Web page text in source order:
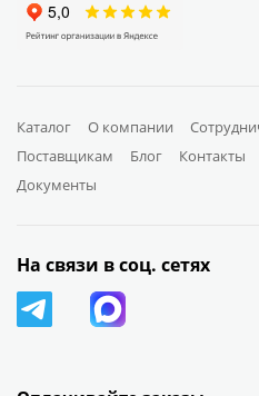
Каталог О компании
Поставщикам
Блог Контакты
Документы
На связи в соц. сетях